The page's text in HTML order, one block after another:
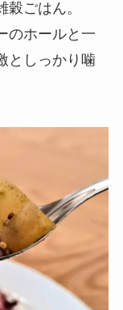
ごはん。
のホールと一
としっかり噛